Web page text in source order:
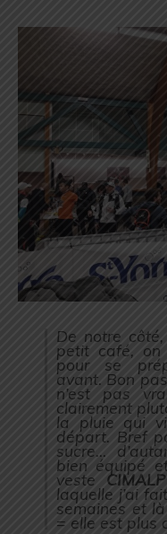
De notre
petit café,
pour se
avant. Bon
n’est pas
clairement
la pluie qui
départ. Bref
sucre…
bien équipé
veste
laquelle j’ai
semaines et
= elle est plus